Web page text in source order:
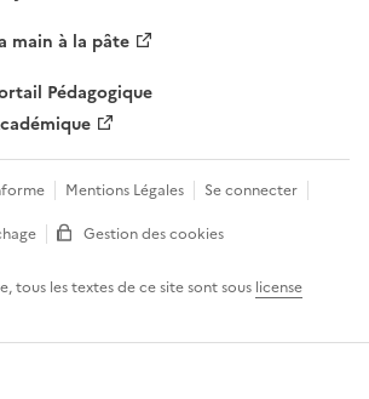
main à la pâte
Pédagogique
Mentions Légales
Se connecter
Gestion des cookies
tous les textes de ce site sont sous license